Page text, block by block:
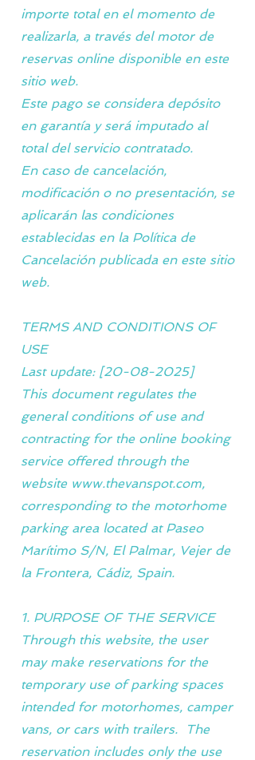
importe total en el momento de
realizarla, a través del motor de
reservas online disponible en este
sitio web.
Este pago se considera depósito
en garantía y será imputado al
total del servicio contratado.
En caso de cancelación,
modificación o no presentación, se
aplicarán las condiciones
establecidas en la Política de
Cancelación publicada en este sitio
web.
TERMS AND CONDITIONS OF
USE
Last update: [20-08-2025]
This document regulates the
general conditions of use and
contracting for the online booking
service offered through the
website www.thevanspot.com,
corresponding to the motorhome
parking area located at Paseo
Marítimo S/N, El Palmar, Vejer de
la Frontera, Cádiz, Spain.
1. PURPOSE OF THE SERVICE
Through this website, the user
may make reservations for the
temporary use of parking spaces
intended for motorhomes, camper
vans, or cars with trailers. The
reservation includes only the use